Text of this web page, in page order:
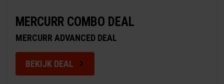
MERCURR COMBO DEAL
MERCURR ADVANCED DEAL
BEKIJK DEAL